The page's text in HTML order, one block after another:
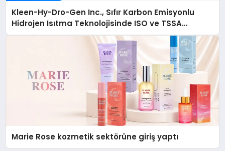
Kleen-Hy-Dro-Gen Inc., Sıfır Karbon Emisyonlu
Hidrojen Isıtma Teknolojisinde ISO ve TSSA
Düzenleyici Onaylarını Aldı
Marie Rose kozmetik sektörüne giriş yaptı